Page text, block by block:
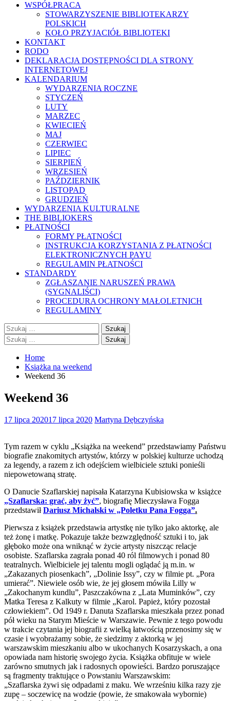
WSPÓŁPRACA
STOWARZYSZENIE BIBLIOTEKARZY
POLSKICH
KOŁO PRZYJACIÓŁ BIBLIOTEKI
KONTAKT
RODO
DEKLARACJA DOSTĘPNOŚCI DLA STRONY
INTERNETOWEJ
KALENDARIUM
WYDARZENIA ROCZNE
STYCZEŃ
LUTY
MARZEC
KWIECIEŃ
MAJ
CZERWIEC
LIPIEC
SIERPIEŃ
WRZESIEŃ
PAŹDZIERNIK
LISTOPAD
GRUDZIEŃ
WYDARZENIA KULTURALNE
THE BIBLIOKERS
PŁATNOŚCI
FORMY PŁATNOŚCI
INSTRUKCJA KORZYSTANIA Z PŁATNOŚCI
ELEKTRONICZNYCH PAYU
REGULAMIN PŁATNOŚCI
STANDARDY
ZGŁASZANIE NARUSZEŃ PRAWA
(SYGNALIŚCI)
PROCEDURA OCHRONY MAŁOLETNICH
REGULAMINY
Szukaj:
Szukaj:
Home
Książka na weekend
Weekend 36
Weekend 36
17 lipca 202017 lipca 2020 Martyna Dębczyńska
Tym razem w cyklu „Książka na weekend” przedstawiamy Państwu
biografie znakomitych artystów, którzy w polskiej kulturze uchodzą
za legendy, a razem z ich odejściem wielbiciele sztuki ponieśli
niepowetowaną stratę.
O Danucie Szaflarskiej napisała Katarzyna Kubisiowska w książce
„Szaflarska: grać, aby żyć”, biografię Mieczysława Fogga
przedstawiłDariusz Michalski w „Poletku Pana Fogga”.
Pierwsza z książek przedstawia artystkę nie tylko jako aktorkę, ale
też żonę i matkę. Pokazuje także bezwzględność sztuki i to, jak
głęboko może ona wniknąć w życie artysty niszcząc relacje
osobiste. Szaflarska zagrała ponad 40 ról filmowych i ponad 80
teatralnych. Wielbiciele jej talentu mogli oglądać ją m.in. w
„Zakazanych piosenkach”, „Dolinie Issy”, czy w filmie pt. „Pora
umierać”. Niewiele osób wie, że jej głosem mówiła Lilly w
„Zakochanym kundlu”, Paszczakówna z „Lata Muminków”, czy
Matka Teresa z Kalkuty w filmie „Karol. Papież, który pozostał
człowiekiem”. Od 1949 r. Danuta Szaflarska mieszkała przez ponad
pół wieku na Starym Mieście w Warszawie. Pewnie z tego powodu
w trakcie czytania jej biografii z wielką łatwością przenosimy się w
czasie i wyobrażamy sobie, że siedzimy z aktorką w jej
warszawskim mieszkaniu albo w ukochanych Kosarzyskach, a ona
opowiada nam historię swojego życia. Książka obfituje w wiele
zarówno smutnych jak i radosnych opowieści. Bardzo poruszające
są fragmenty traktujące o Powstaniu Warszawskim:
„Szaflarska żywi się odpadami z maku. We wrześniu kilka razy zje
zupę – soczewicę na wodzie (powie, że smakowała wybornie)